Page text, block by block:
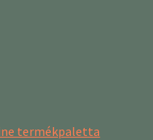
termékpaletta